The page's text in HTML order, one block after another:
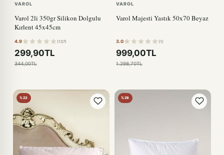
VAROL
Varol 2li 350gr Silikon Dolgulu
Kırlent 45x45cm
4.9 (137)
299,90TL
344,00TL
VAROL
Varol Majesti Yastık 50x70 Beyaz
3.0 (1)
999,00TL
1.298,70TL
%23 %28